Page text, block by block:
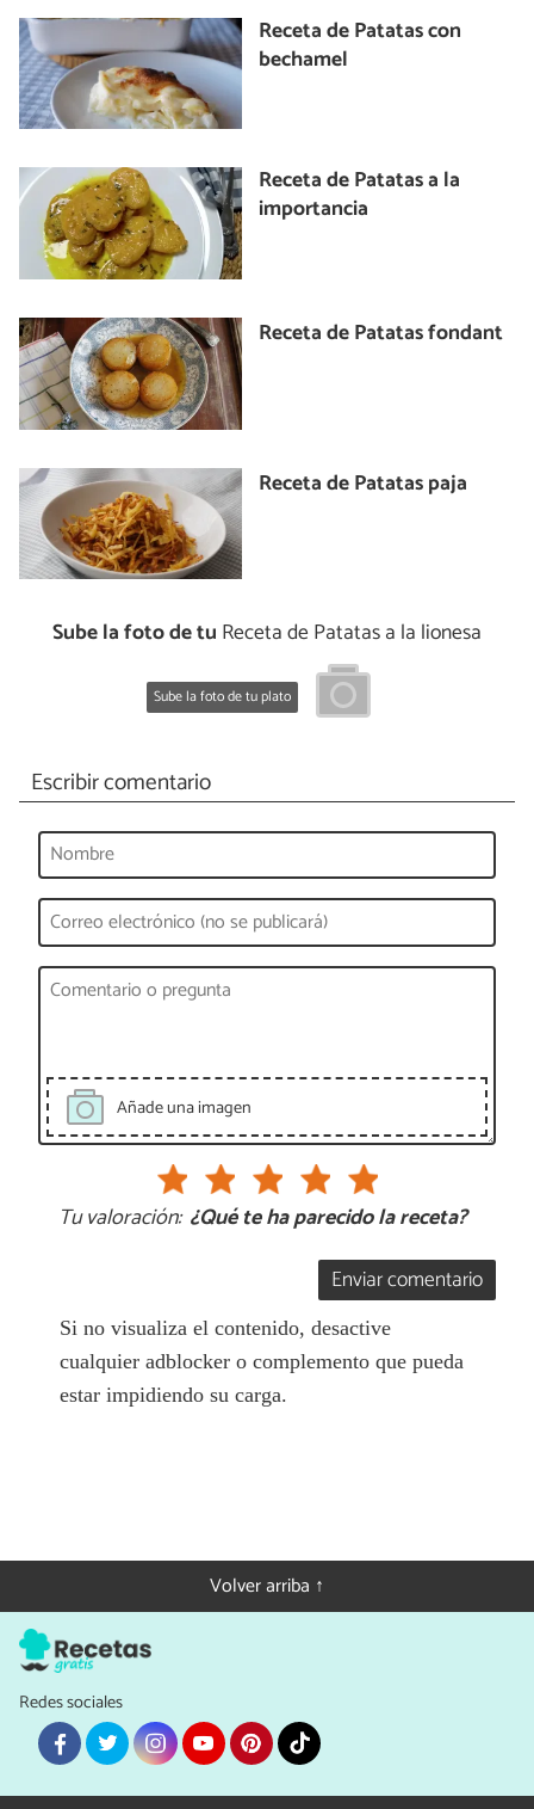
Receta de Patatas con
bechamel
Receta de Patatas a la
importancia
Receta de Patatas fondant
Receta de Patatas paja
Sube la foto de tu Receta de Patatas a la lionesa
Sube la foto de tu plato
Escribir comentario
Añade una imagen
Tu valoración: ¿Qué te ha parecido la receta?
Enviar comentario
Si no visualiza el contenido, desactive
cualquier adblocker o complemento que pueda
estar impidiendo su carga.
Volver arriba ↑
Redes sociales